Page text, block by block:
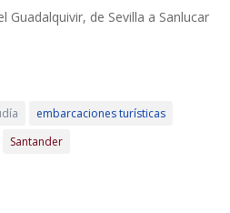
Guadalquivir, de Sevilla a Sanlucar
embarcaciones turísticas
Santander